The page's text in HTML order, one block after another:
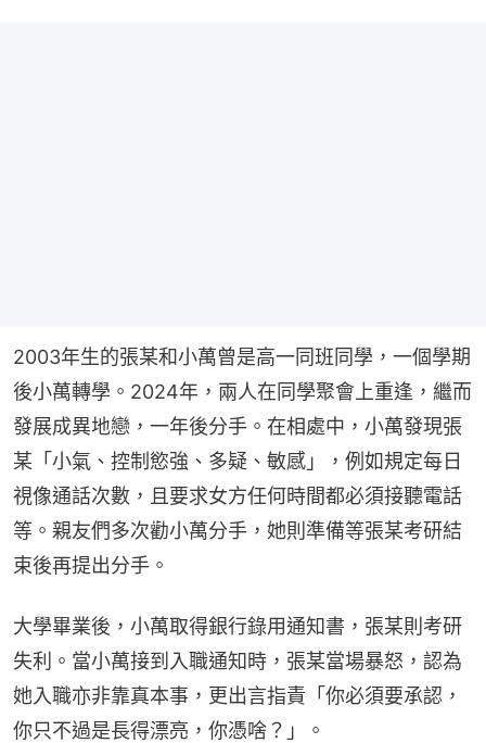
2003年生的張某和小萬曾是高一同班同學，一個學期
後小萬轉學。2024年，兩人在同學聚會上重逢，繼而
發展成異地戀，一年後分手。在相處中，小萬發現張
某「小氣、控制慾強、多疑、敏感」，例如規定每日
視像通話次數，且要求女方任何時間都必須接聽電話
等。親友們多次勸小萬分手，她則準備等張某考研結
束後再提出分手。
大學畢業後，小萬取得銀行錄用通知書，張某則考研
失利。當小萬接到入職通知時，張某當場暴怒，認為
她入職亦非靠真本事，更出言指責「你必須要承認，
你只不過是長得漂亮，你憑啥？」。